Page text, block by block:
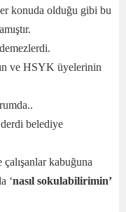
konuda olduğu gibi bu
ve HSYK üyelerinin
belediye
kabuğuna
‘nasıl sokulabilirimin’